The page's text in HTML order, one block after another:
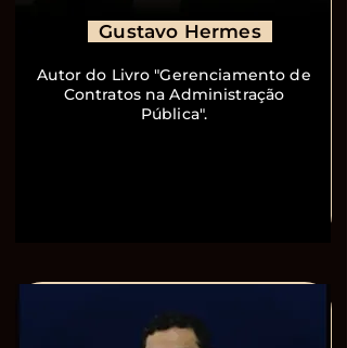
Gustavo Hermes
Autor do Livro "Gerenciamento de
Contratos na Administração
Pública".